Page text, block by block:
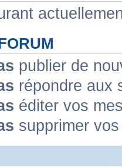
publier de
répondre aux
éditer vos
supprimer